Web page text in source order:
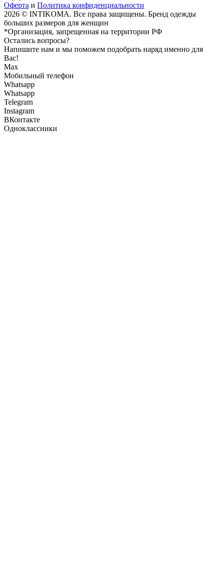
Оферта и Политика конфиденциальности
2026 © INTIKOMA. Все права защищены. Бренд одежды
больших размеров для женщин
*Организация, запрещенная на территории РФ
Остались вопросы?
Напишите нам и мы поможем подобрать наряд именно для
Вас!
Max
Мобильный телефон
Whatsapp
Whatsapp
Telegram
Instagram
ВКонтакте
Одноклассники